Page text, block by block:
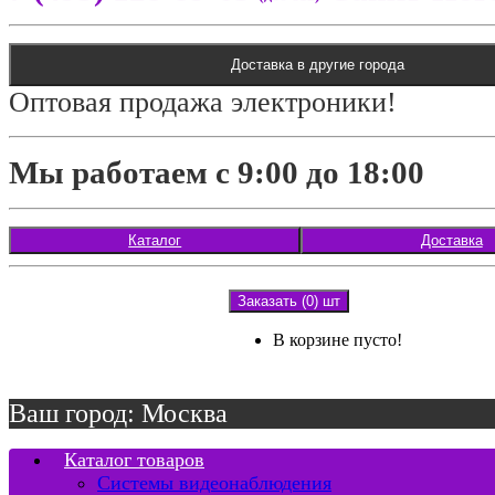
Доставка в другие города
Оптовая продажа электроники!
Мы работаем с 9:00 до 18:00
Каталог Доставка
Заказать (0) шт
В корзине пусто!
Ваш город: Москва
Каталог товаров
Системы видеонаблюдения